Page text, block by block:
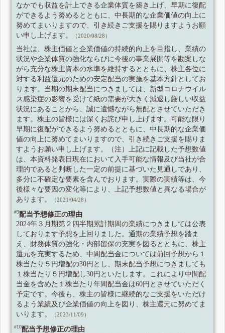
なかでも収益を計上できる企業体質を築き上げ、早期に復配
ができるよう努めるとともに、中長期的な企業価値の向上に
努めてまいりますので、引き続きご支援を賜りますようお願
い申し上げます。
（2020/08/28）
当社は、株主価値と企業価値の持続的向上を目指し、業績の
状況や企業体質の強化ならびに今後の事業展開等を勘案しな
がら充分な株主資本の水準を維持するとともに、株主各位に
対する利益還元のための安定配当の実施を基本方針としてお
ります。当期の期末配当につきましては、新型コロナウイル
ス感染症の影響を受けて紙の需要が大きく減退し厳しい収益
状況にあることから、誠に遺憾ながら無配とさせていただき
ます。株主の皆様には深くお詫び申し上げます。可能な限り
早期に復配ができるよう努めるとともに、中長期的な企業価
値の向上に努めてまいりますので、引き続きご支援を賜りま
すようお願い申し上げます。（注）上記に記載した予想数値
は、本資料発表日現在において入手可能な情報及び当社が合
理的であると判断した一定の前提に基づいた見通しであり、
多分に不確定な要素を含んでおります。実際の実績等は、今
後様々な要因の変化等により、上記予想数値と異なる場合が
あります。
（2021/04/28）
#9配当予想修正の理由
2024年３月期第２四半期累計期間の業績につきましては公表
しております予想を上回りました。通期の業績予想を踏ま
え、財務体質の強化・内部留保の充実を図るとともに、株主
還元を充実するため、中間配当金については前回予想から１
株当たり５円増配の30円とし、期末配当予想につきましても
１株当たり５円増配し30円といたします。これにより中間配
当金を含めた１株当たり年間配当金は60円とさせていただく
予定です。今後も、株主の皆様に継続的なご支援をいただけ
るよう業績及び企業価値の向上を図り、株主還元に努めてま
いります。
（2023/11/09）
#10配当予想修正の理由